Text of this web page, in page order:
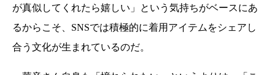
が真似してくれたら嬉しい」という気持ちがベースにあ
るからこそ、SNSでは積極的に着用アイテムをシェアし
合う文化が生まれているのだ。